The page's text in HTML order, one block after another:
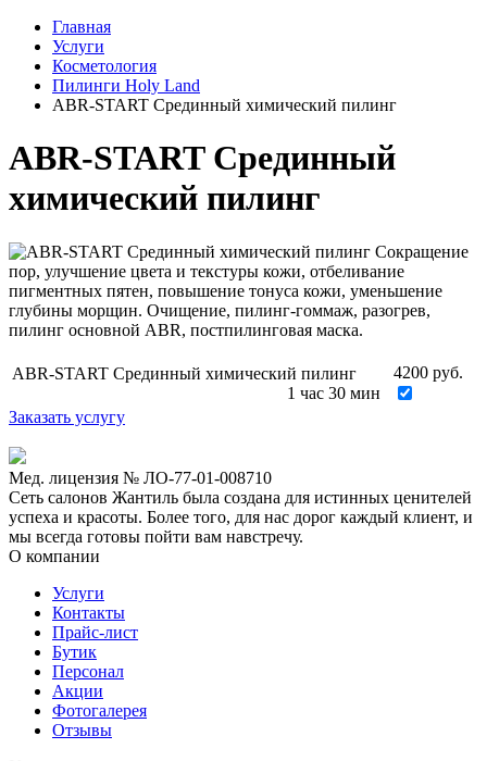
Главная
Услуги
Косметология
Пилинги Holy Land
ABR-START Срединный химический пилинг
ABR-START Срединный
химический пилинг
Сокращение
пор, улучшение цвета и текстуры кожи, отбеливание
пигментных пятен, повышение тонуса кожи, уменьшение
глубины морщин. Очищение, пилинг-гоммаж, разогрев,
пилинг основной ABR, постпилинговая маска.
ABR-START Срединный химический пилинг
1 час 30 мин
4200 руб.
Заказать услугу
Мед. лицензия № ЛО-77-01-008710
Сеть салонов Жантиль была создана для истинных ценителей
успеха и красоты. Более того, для нас дорог каждый клиент, и
мы всегда готовы пойти вам навстречу.
О компании
Услуги
Контакты
Прайс-лист
Бутик
Персонал
Акции
Фотогалерея
Отзывы